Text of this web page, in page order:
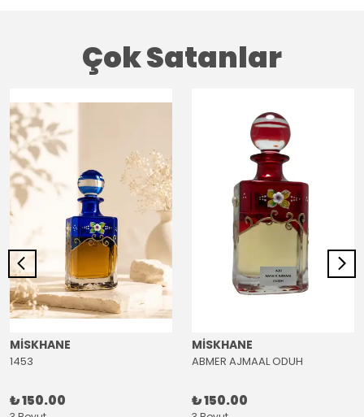
Çok Satanlar
MİSKHANE
1453
₺ 150.00
MİSKHANE
ABMER AJMAAL ODUH
₺ 150.00